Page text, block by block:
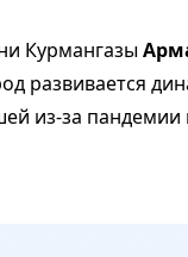
Курмангазы
развивается
из-за пандемии